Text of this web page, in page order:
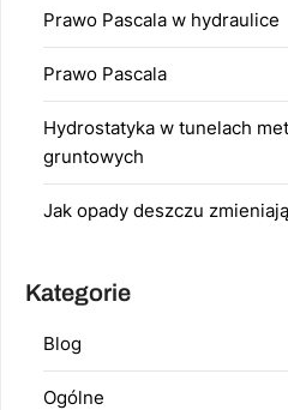
Prawo Pascala w hydraulice
Prawo Pascala
Hydrostatyka w tunelach
gruntowych
Jak opady deszczu
Kategorie
Blog
Ogólne